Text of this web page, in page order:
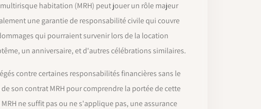
habitation (MRH) peut jouer un rôle majeur
une garantie de responsabilité civile qui couvre
qui pourraient survenir lors de la location
un anniversaire, et d'autres célébrations similaires.
contre certaines responsabilités financières sans le
son contrat MRH pour comprendre la portée de cette
ne suffit pas ou ne s'applique pas, une assurance